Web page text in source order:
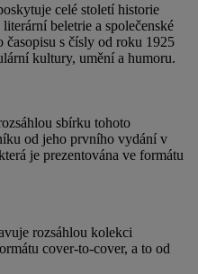
celé století historie
beletrie a společenské
s čísly od roku 1925
kultury, umění a humoru.
sbírku tohoto
od jeho prvního vydání v
je prezentována ve formátu
rozsáhlou kolekci
cover-to-cover, a to od